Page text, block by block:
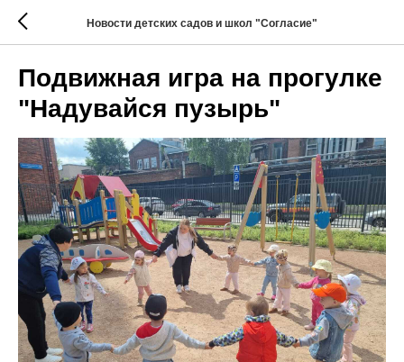
Новости детских садов и школ "Согласие"
Подвижная игра на прогулке
"Надувайся пузырь"